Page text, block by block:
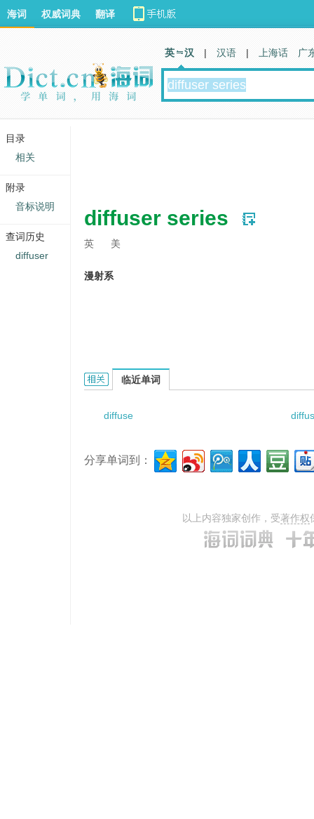
diffuser series
英 美
漫射系
diffuser series的相关资料：
临近单词
diffuse
分享单词到：
以上内容独家创作，受著作权
海词 权威词典 翻译
英 汉 | 汉语 | 上海话 广
目录
相关
附录
音标说明
查词历史
diffuser